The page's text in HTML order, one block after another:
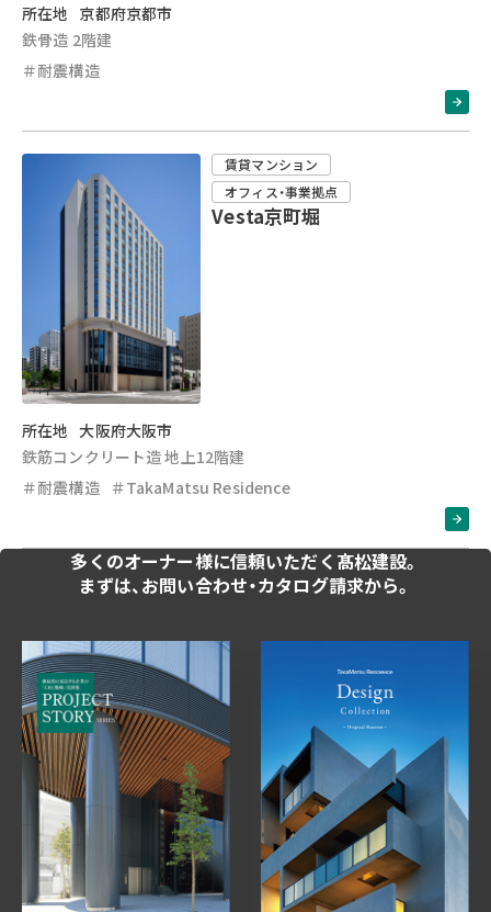
所在地 京都府京都市
鉄骨造 2階建
＃耐震構造
賃貸マンション
オフィス・事業拠点
Vesta京町堀
所在地 大阪府大阪市
鉄筋コンクリート造 地上12階建
＃耐震構造
＃TakaMatsu Residence
多くのオーナー様に信頼いただく髙松建設。
まずは、お問い合わせ・カタログ請求から。